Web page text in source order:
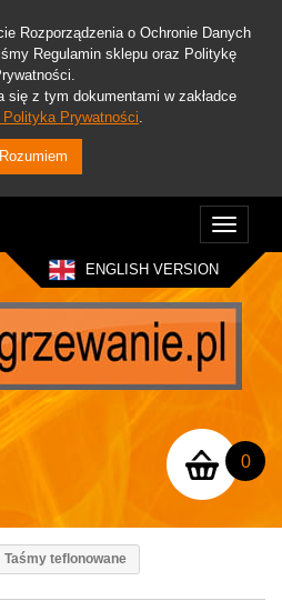
Rozporządzenia o Ochronie Danych
Regulamin sklepu oraz Politykę
się z tym dokumentami w zakładce
Polityka Prywatności.
Rozumiem
Toggle
ENGLISH VERSION
0
Taśmy teflonowane